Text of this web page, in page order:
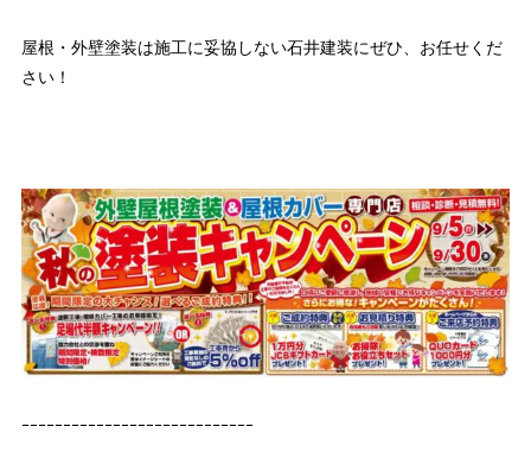
屋根・外壁塗装は施工に妥協しない石井建装にぜひ、お任せくだ
さい！
ｰｰｰｰｰｰｰｰｰｰｰｰｰｰｰｰｰｰｰｰｰｰｰｰｰｰｰｰ